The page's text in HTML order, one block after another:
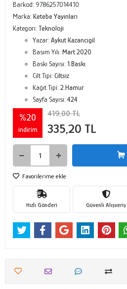
Barkod: 9786257014410
Marka: Ketebe Yayınları
Kategori: Teknoloji
Yazar: Aykut Kazancıgil
Basım Yılı: Mart 2020
Baskı Sayısı: 1.Baskı
Cilt Tipi: Ciltsiz
Kağıt Tipi: 2.Hamur
Sayfa Sayısı:424
%20
indirim
419,00 TL
335,20 TL
Favorilerime ekle
Hızlı Gönderi Güvenli Alışveriş